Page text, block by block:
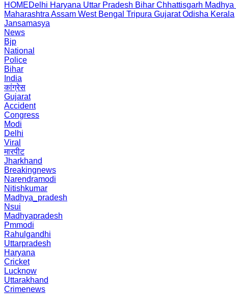
HOMEDelhi Haryana Uttar Pradesh Bihar Chhattisgarh
Maharashtra Assam West Bengal Tripura Gujarat Odisha Kerala
Jansamasya
News
Bjp
National
Police
Bihar
India
कांग्रेस
Gujarat
Accident
Congress
Modi
Delhi
Viral
मारपीट
Jharkhand
Breakingnews
Narendramodi
Nitishkumar
Madhya_pradesh
Nsui
Madhyapradesh
Pmmodi
Rahulgandhi
Uttarpradesh
Haryana
Cricket
Lucknow
Uttarakhand
Crimenews